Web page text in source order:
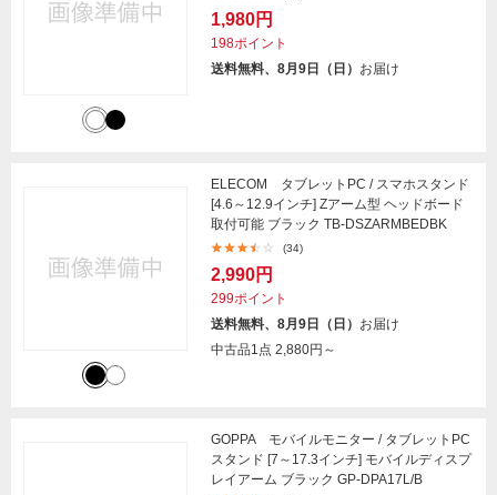
1,980円
198ポイント
送料無料、8月9日（日） お届け
ELECOM タブレットPC / スマホスタンド
[4.6～12.9インチ] Zアーム型 ヘッドボード
取付可能 ブラック TB-DSZARMBEDBK
(34)
2,990円
299ポイント
送料無料、8月9日（日） お届け
中古品1点 2,880円～
GOPPA モバイルモニター / タブレットPC
スタンド [7～17.3インチ] モバイルディスプ
レイアーム ブラック GP-DPA17L/B